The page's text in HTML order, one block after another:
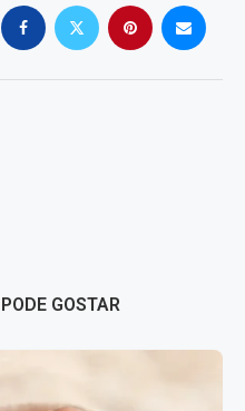
GOSTAR